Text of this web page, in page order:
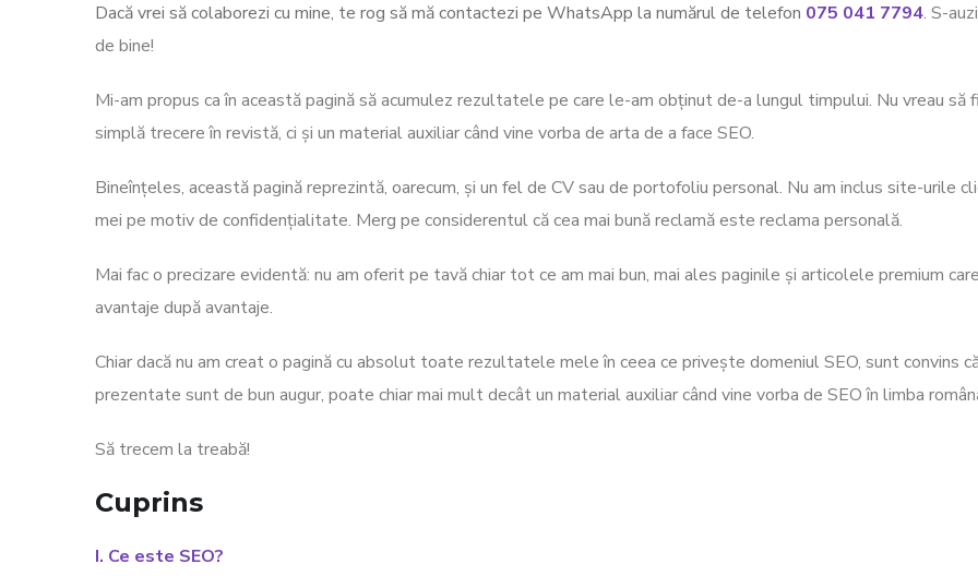
Dacă vrei să colaborezi cu mine, te rog să mă contactezi pe WhatsApp la numărul de telefon 075 041 7794. S-
de bine!
Mi-am propus ca în această pagină să acumulez rezultatele pe care le-am obținut de-a lungul timpului. Nu vreau să
simplă trecere în revistă, ci și un material auxiliar când vine vorba de arta de a face SEO.
Bineînțeles, această pagină reprezintă, oarecum, și un fel de CV sau de portofoliu personal. Nu am inclus site-urile
mei pe motiv de confidențialitate. Merg pe considerentul că cea mai bună reclamă este reclama personală.
Mai fac o precizare evidentă: nu am oferit pe tavă chiar tot ce am mai bun, mai ales paginile și articolele premium
avantaje după avantaje.
Chiar dacă nu am creat o pagină cu absolut toate rezultatele mele în ceea ce privește domeniul SEO, sunt convins
prezentate sunt de bun augur, poate chiar mai mult decât un material auxiliar când vine vorba de SEO în limba
Să trecem la treabă!
Cuprins
I. Ce este SEO?